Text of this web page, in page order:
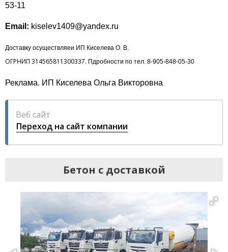
53-11
Email: kiselev1409@yandex.ru
Доставку осуществляеи ИП Киселева О. В.
ОГРНИП 314565811300337. Пдробности по тел. 8-905-848-05-30
Реклама. ИП Киселева Ольга Викторовна
Веб сайт
Переход на сайт компании
Бетон с доставкой